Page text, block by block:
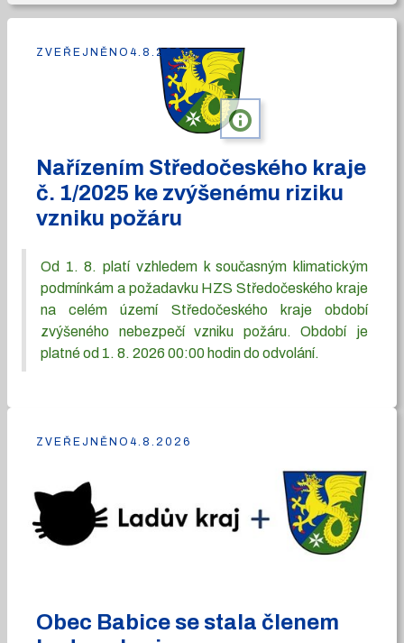
info
Nařízením Středočeského kraje
č. 1/2025 ke zvýšenému riziku
vzniku požáru
Od 1. 8. platí vzhledem k současným klimatickým
podmínkám a požadavku HZS Středočeského kraje
na celém území Středočeského kraje období
zvýšeného nebezpečí vzniku požáru. Období je
platné od 1. 8. 2026 00:00 hodin do odvolání.
ZVEŘEJNĚNO 4.8.2026
Obec Babice se stala členem
ZVEŘEJNĚNO 4.8.2026